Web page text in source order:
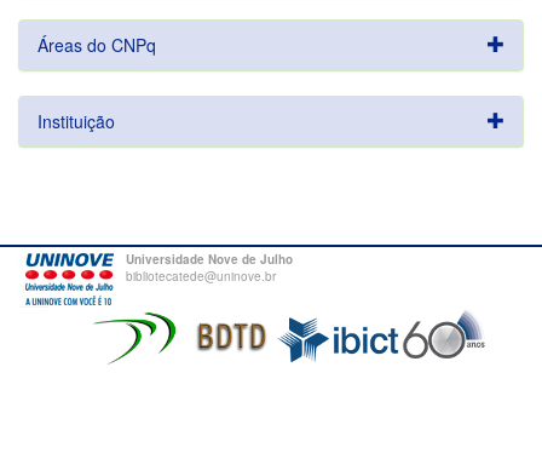
Áreas do CNPq
Instituição
Universidade Nove de Julho
bibliotecatede@uninove.br